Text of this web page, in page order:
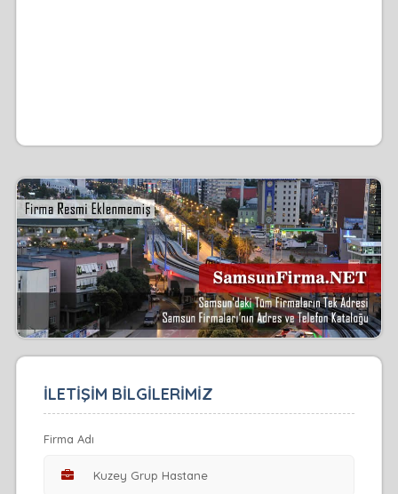
İLETİŞİM BİLGİLERİMİZ
Firma Adı